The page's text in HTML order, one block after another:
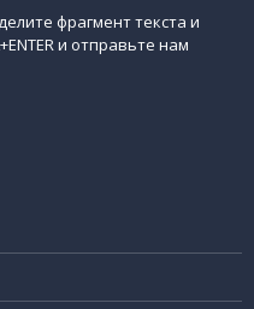
фрагмент текста и
и отправьте нам